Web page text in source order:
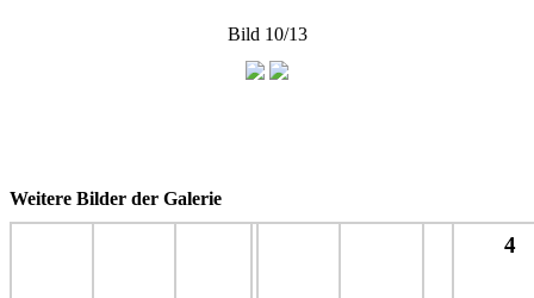
Bild 10/13
Weitere Bilder der Galerie
4